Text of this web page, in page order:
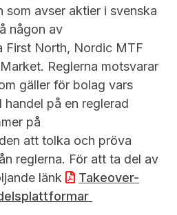
som avser aktier i svenska
någon av
First North, Nordic MTF
Reglerna motsvarar
gäller för bolag vars
på en reglerad
på
att tolka och pröva
reglerna. För att ta del av
länk
Takeover-